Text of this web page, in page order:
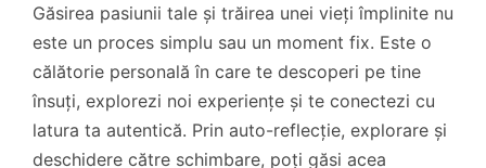
Găsirea pasiunii tale și trăirea unei vieți împlinite nu
este un proces simplu sau un moment fix. Este o
călătorie personală în care te descoperi pe tine
însuți, explorezi noi experiențe și te conectezi cu
latura ta autentică. Prin auto-reflecție, explorare și
deschidere către schimbare, poți găsi acea